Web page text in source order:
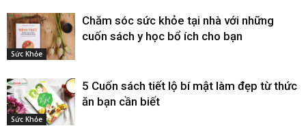
Sức Khỏe
Chăm sóc sức khỏe tại nhà với những
cuốn sách y học bổ ích cho bạn
Sức Khỏe
5 Cuốn sách tiết lộ bí mật làm đẹp từ thức
ăn bạn cần biết